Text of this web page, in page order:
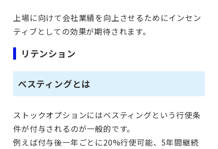
上場に向けて会社業績を向上させるためにインセン
ティブとしての効果が期待されます。
リテンション
べスティングとは
ストックオプションにはベスティングという行使条
件が付与されるのが一般的です。
例えば付与後一年ごとに20%行使可能、5年間継続